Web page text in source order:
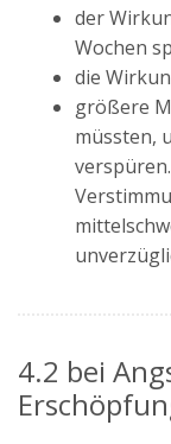
der
Wochen
die
größere
müssten,
4.2 bei